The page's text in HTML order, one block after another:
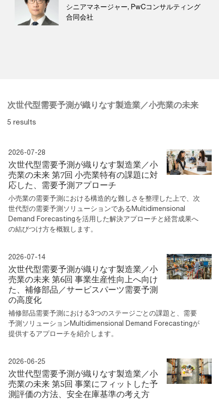
シニアマネージャー, PwCコンサルティング
合同会社
次世代型需要予測が織りなす製造業／小売業の未来
5 results
2026-07-28
次世代型需要予測が織りなす製造業／小
売業の未来 第7回 小売業特有の課題に対
応した、需要予測アプローチ
小売業の需要予測における構造的な難しさを整理した上で、次
世代型の需要予測ソリューションであるMultidimensional
Demand Forecastingを活用した解決アプローチと経営成果へ
の結びつけ方を概観します。
2026-07-14
次世代型需要予測が織りなす製造業／小
売業の未来 第6回 事業生産性向上へ向け
た、補修部品／サービスパーツ需要予測
の高度化
補修部品需要予測における3つのステージごとの課題と、需要
予測ソリューションMultidimensional Demand Forecastingが
提供するアプローチを紹介します。
2026-06-25
次世代型需要予測が織りなす製造業／小
売業の未来 第5回 事業にフィットした予
測評価の方法、安全在庫基準の考え方